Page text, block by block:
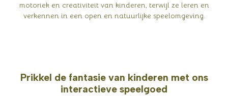
motoriek en creativiteit van kinderen, terwijl ze leren en
verkennen in een open en natuurlijke speelomgeving.
Prikkel de fantasie van kinderen met ons
interactieve speelgoed